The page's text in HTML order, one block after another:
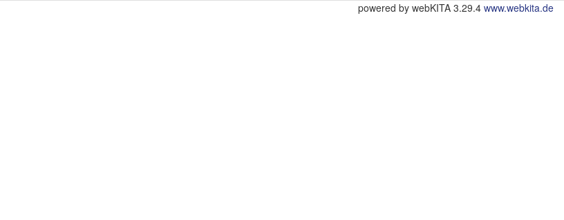
powered by webKITA 3.29.4 www.webkita.de